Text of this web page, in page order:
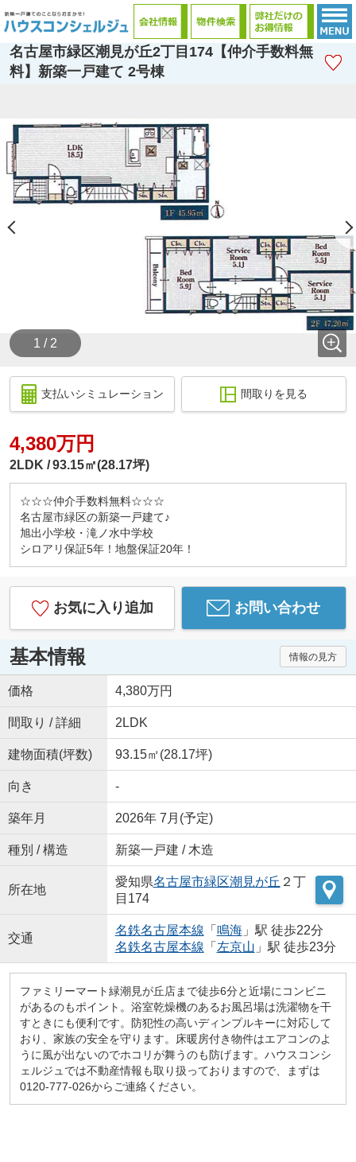
名古屋市緑区潮見が丘2丁目174【仲介手数料無
料】新築一戸建て 2号棟
1 / 2
支払いシミュレーション 間取りを見る
4,380万円
2LDK 93.15㎡(28.17坪)
☆☆☆仲介手数料無料☆☆☆
名古屋市緑区の新築一戸建て♪
旭出小学校・滝ノ水中学校
シロアリ保証5年！地盤保証20年！
お気に入り追加 お問い合わせ
基本情報 情報の見方
価格 4,380万円
間取り / 詳細 2LDK
建物面積(坪数) 93.15㎡(28.17坪)
向き -
築年月 2026年 7月(予定)
種別 / 構造 新築一戸建 / 木造
所在地
愛知県名古屋市緑区潮見が丘 ２丁
目174
交通
名鉄名古屋本線 「 鳴海」駅 徒歩22分
名鉄名古屋本線 「 左京山 」駅 徒歩23分
ファミリーマート緑潮見が丘店まで徒歩6分と近場にコンビニ
があるのもポイント。浴室乾燥機のあるお風呂場は洗濯物を干
すときにも便利です。防犯性の高いディンプルキーに対応して
おり、家族の安全を守ります。床暖房付き物件はエアコンのよ
うに風が出ないのでホコリが舞うのも防げます。ハウスコンシ
ェルジュでは不動産情報も取り扱っておりますので、まずは
0120-777-026からご連絡ください。